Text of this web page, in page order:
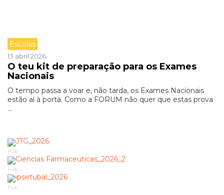
Escolas
13 abril 2026
O teu kit de preparação para os Exames
Nacionais
O tempo passa a voar e, não tarda, os Exames Nacionais
estão aí à porta. Como a FORUM não quer que estas prova
...
Pub
Pub
Pub